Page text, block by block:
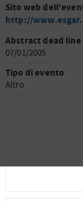
Sito web
http://
Abstract dead line
07/01/2005
Tipo di evento
Altro